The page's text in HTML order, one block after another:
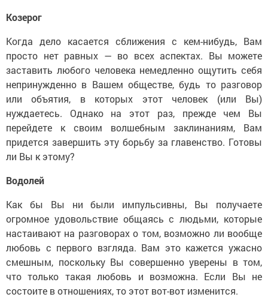
Козерог
Когда дело касается сближения с кем-нибудь, Вам
просто нет равных — во всех аспектах. Вы можете
заставить любого человека немедленно ощутить себя
непринужденно в Вашем обществе, будь то разговор
или объятия, в которых этот человек (или Вы)
нуждаетесь. Однако на этот раз, прежде чем Вы
перейдете к своим волшебным заклинаниям, Вам
придется завершить эту борьбу за главенство. Готовы
ли Вы к этому?
Водолей
Как бы Вы ни были импульсивны, Вы получаете
огромное удовольствие общаясь с людьми, которые
настаивают на разговорах о том, возможно ли вообще
любовь с первого взгляда. Вам это кажется ужасно
смешным, поскольку Вы совершенно уверены в том,
что только такая любовь и возможна. Если Вы не
состоите в отношениях, то этот вот-вот изменится.